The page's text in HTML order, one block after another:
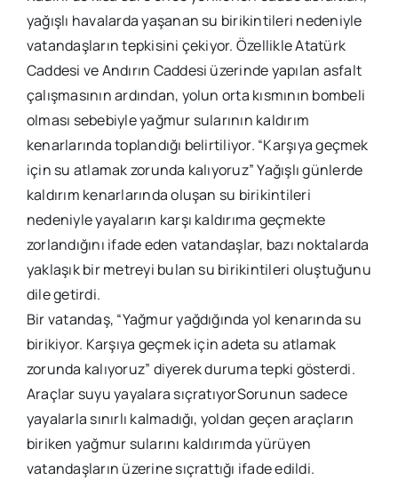
yağışlı havalarda yaşanan su birikintileri nedeniyle
vatandaşların tepkisini çekiyor. Özellikle Atatürk
Caddesi ve Andırın Caddesi üzerinde yapılan asfalt
çalışmasının ardından, yolun orta kısmının bombeli
olması sebebiyle yağmur sularının kaldırım
kenarlarında toplandığı belirtiliyor. “Karşıya geçmek
için su atlamak zorunda kalıyoruz” Yağışlı günlerde
kaldırım kenarlarında oluşan su birikintileri
nedeniyle yayaların karşı kaldırıma geçmekte
zorlandığını ifade eden vatandaşlar, bazı noktalarda
yaklaşık bir metreyi bulan su birikintileri oluştuğunu
dile getirdi.
Bir vatandaş, “Yağmur yağdığında yol kenarında su
birikiyor. Karşıya geçmek için adeta su atlamak
zorunda kalıyoruz” diyerek duruma tepki gösterdi.
Araçlar suyu yayalara sıçratıyorSorunun sadece
yayalarla sınırlı kalmadığı, yoldan geçen araçların
biriken yağmur sularını kaldırımda yürüyen
vatandaşların üzerine sıçrattığı ifade edildi.